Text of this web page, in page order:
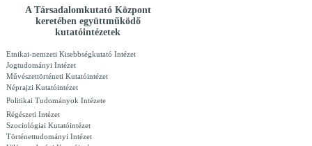
A Társadalomkutató Központ
keretében együttműködő
kutatóintézetek
Etnikai-nemzeti Kisebbségkutató Intézet
Jogtudományi Intézet
Művészettörténeti Kutatóintézet
Néprajzi Kutatóintézet
Politikai Tudományok Intézete
Régészeti Intézet
Szociológiai Kutatóintézet
Történettudományi Intézet